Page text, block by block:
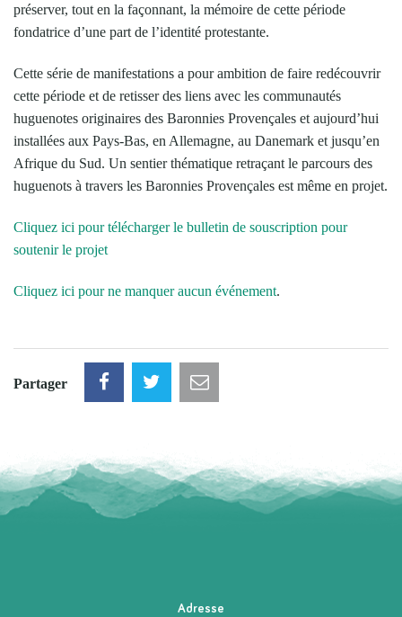
préserver, tout en la façonnant, la mémoire de cette période
fondatrice d’une part de l’identité protestante.
Cette série de manifestations a pour ambition de faire redécouvrir
cette période et de retisser des liens avec les communautés
huguenotes originaires des Baronnies Provençales et aujourd’hui
installées aux Pays-Bas, en Allemagne, au Danemark et jusqu’en
Afrique du Sud. Un sentier thématique retraçant le parcours des
huguenots à travers les Baronnies Provençales est même en projet.
Cliquez ici pour télécharger le bulletin de souscription pour
soutenir le projet
Cliquez ici pour ne manquer aucun événement.
Partager
Adresse